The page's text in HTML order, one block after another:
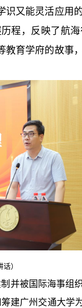
识又能灵活应用
程，反映了航
教育学府的故事，
话）
并被国际海事组
建广州交通大学